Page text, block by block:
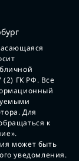
(2) ГК РФ. Все
Для
к
может быть
уведомления.